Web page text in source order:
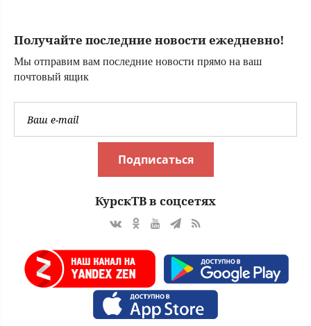
Оболдиной ✿✔️
Получайте последние новости ежедневно!
Мы отправим вам последние новости прямо на ваш
почтовый ящик
Подписаться
КурскТВ в соцсетях